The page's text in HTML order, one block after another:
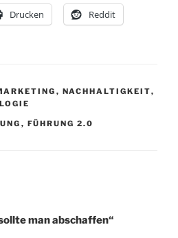
Drucken Reddit
, NACHHALTIGKEIT,
, FÜHRUNG 2.0
man abschaffen“